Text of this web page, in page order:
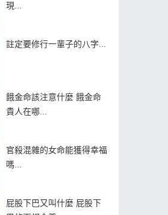
現...
註定要修行一輩子的八字...
餓金命該注意什麼 餓金命
貴人在哪...
官殺混雜的女命能獲得幸福
嗎...
屁股下巴又叫什麼 屁股下